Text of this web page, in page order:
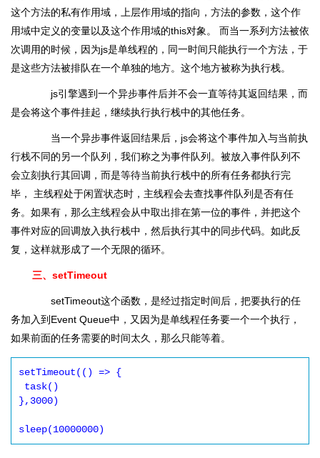
这个方法的私有作用域，上层作用域的指向，方法的参数，这个作
用域中定义的变量以及这个作用域的this对象。 而当一系列方法被依
次调用的时候，因为js是单线程的，同一时间只能执行一个方法，于
是这些方法被排队在一个单独的地方。这个地方被称为执行栈。
js引擎遇到一个异步事件后并不会一直等待其返回结果，而
是会将这个事件挂起，继续执行执行栈中的其他任务。
当一个异步事件返回结果后，js会将这个事件加入与当前执
行栈不同的另一个队列，我们称之为事件队列。被放入事件队列不
会立刻执行其回调，而是等待当前执行栈中的所有任务都执行完
毕， 主线程处于闲置状态时，主线程会去查找事件队列是否有任
务。如果有，那么主线程会从中取出排在第一位的事件，并把这个
事件对应的回调放入执行栈中，然后执行其中的同步代码。如此反
复，这样就形成了一个无限的循环。
三、setTimeout
setTimeout这个函数，是经过指定时间后，把要执行的任
务加入到Event Queue中，又因为是单线程任务要一个一个执行，
如果前面的任务需要的时间太久，那么只能等着。
setTimeout(() => {
},3000)
sleep(10000000)